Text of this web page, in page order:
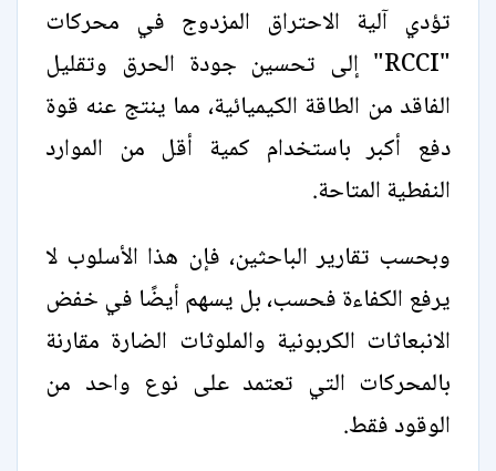
تؤدي آلية الاحتراق المزدوج في محركات
"RCCI" إلى تحسين جودة الحرق وتقليل
الفاقد من الطاقة الكيميائية، مما ينتج عنه قوة
دفع أكبر باستخدام كمية أقل من الموارد
النفطية المتاحة.
وبحسب تقارير الباحثين، فإن هذا الأسلوب لا
يرفع الكفاءة فحسب، بل يسهم أيضًا في خفض
الانبعاثات الكربونية والملوثات الضارة مقارنة
بالمحركات التي تعتمد على نوع واحد من
الوقود فقط.